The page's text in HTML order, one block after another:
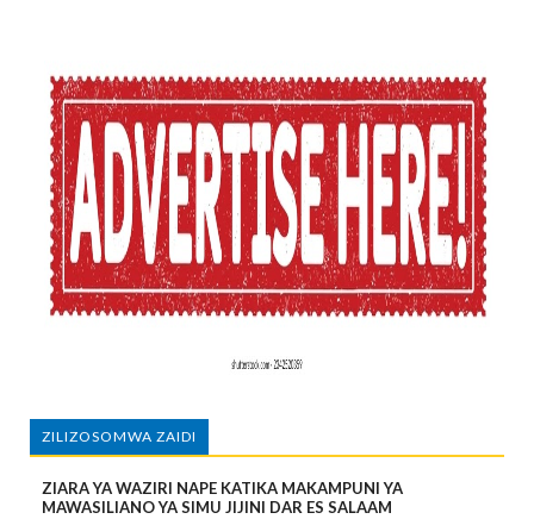
ZILIZOSOMWA ZAIDI
ZIARA YA WAZIRI NAPE KATIKA MAKAMPUNI YA
MAWASILIANO YA SIMU JIJINI DAR ES SALAAM